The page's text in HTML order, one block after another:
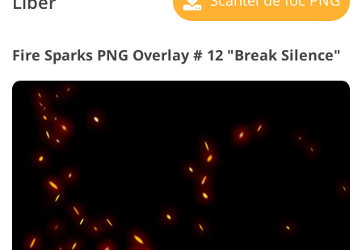
Fire Sparks PNG Overlay # 12 "Break Silence"